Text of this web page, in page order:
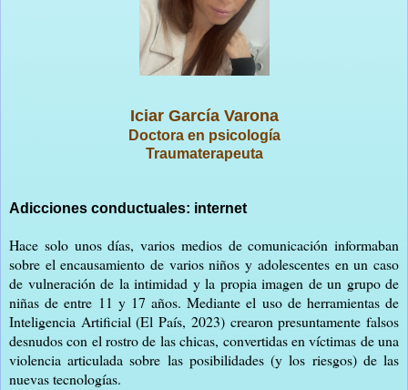
Iciar García Varona
Doctora en psicología
Traumaterapeuta
Adicciones conductuales: internet
Hace solo unos días, varios medios de comunicación informaban
sobre el encausamiento de varios niños y adolescentes en un caso
de vulneración de la intimidad y la propia imagen de un grupo de
niñas de entre 11 y 17 años. Mediante el uso de herramientas de
Inteligencia Artificial (El País, 2023) crearon presuntamente falsos
desnudos con el rostro de las chicas, convertidas en víctimas de una
violencia articulada sobre las posibilidades (y los riesgos) de las
nuevas tecnologías.